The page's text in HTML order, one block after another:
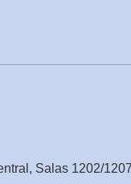
Salas 1202/